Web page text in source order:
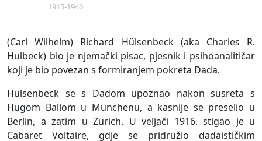
1915-1946
(Carl Wilhelm) Richard Hülsenbeck (aka Charles R.
Hulbeck) bio je njemački pisac, pjesnik i psihoanalitičar
koji je bio povezan s formiranjem pokreta Dada.
Hülsenbeck se s Dadom upoznao nakon susreta s
Hugom Ballom u Münchenu, a kasnije se preselio u
Berlin, a zatim u Zürich. U veljači 1916. stigao je u
Cabaret Voltaire, gdje se pridružio dadaističkim